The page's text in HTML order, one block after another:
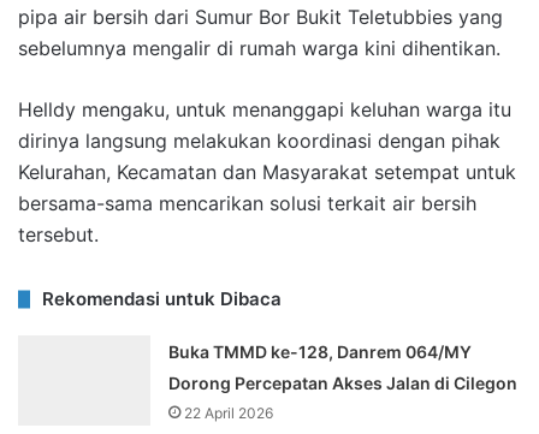
pipa air bersih dari Sumur Bor Bukit Teletubbies yang
sebelumnya mengalir di rumah warga kini dihentikan.
Helldy mengaku, untuk menanggapi keluhan warga itu
dirinya langsung melakukan koordinasi dengan pihak
Kelurahan, Kecamatan dan Masyarakat setempat untuk
bersama-sama mencarikan solusi terkait air bersih
tersebut.
Rekomendasi untuk Dibaca
Buka TMMD ke-128, Danrem 064/MY
Dorong Percepatan Akses Jalan di Cilegon
22 April 2026